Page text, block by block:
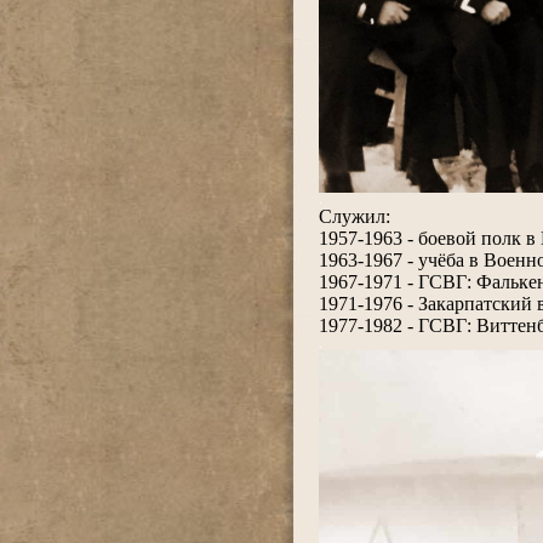
Служил:
1957-1963 - боевой полк в
1963-1967 - учёба в
1967-1971 - ГСВГ:
1971-1976 -
1977-1982 - ГСВГ: